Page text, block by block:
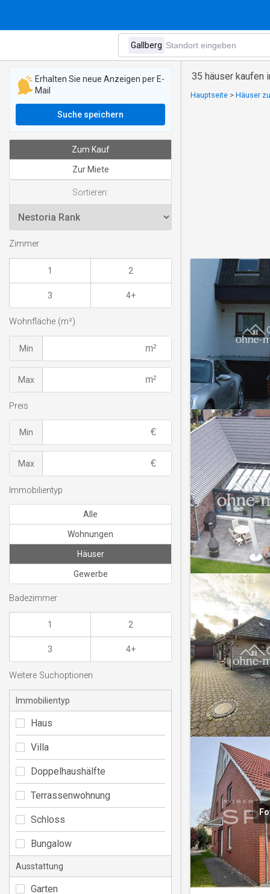
35 häuser kaufen
Hauptseite > Häuser
Erhalten Sie neue Anzeigen per E-
Mail
Suche speichern
Zum Kauf
Zur Miete
Sortieren:
Zimmer
1 2
3 4+
Wohnfläche (m²)
Min
Max
Preis
Min
Max
Immobilientyp
Alle
Wohnungen
Häuser
Gewerbe
Badezimmer
1 2
3 4+
Weitere Suchoptionen
Immobilientyp
Haus
Villa
Doppelhaushälfte
Terrassenwohnung
Schloss
Bungalow
Ausstattung
Garten